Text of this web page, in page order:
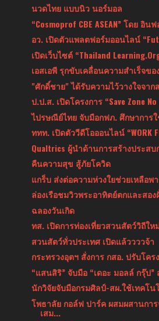
นวดไทย แบบนิว นอร์มอล
“Cosmoprof CBE ASEAN” โดย อิน
อว. เปิดตัวแพลตฟอร์มออนไลน์
เปิดเว็บไซต์ “Thailand
เอสเอพี รุกขับเคลื่อนความสำเร็จข
"ศักดิ์ชาย" ได้รับความไว้วางใจจา
ป.ป.ส. เปิดโครงการ “Save Zone
ไปรษณีย์ไทย จับมือกฟภ. ศึกษาการ
ททท. เปิดตัววีดีโอออนไลน์ “WORK
Qualtrics ผู้นำด้านการสร้างประส
คืนความสุข สู้ภัยโควิด
แกร็บ ส่งต่อความห่วงใยช่วยเหลือ
ล่องเรือชมวิวพระอาทิตย์ตกและสอ
ฉลองวันเกิด
ทส. เปิดการท่องเที่ยวสวนสัตว์วิถีใหม่
สวนสัตว์ทั่วประเทศ เปิดแล้ววววจ้า
กระทรวงอุตฯ สั่งการ กสอ. ปรับโค
“แสนสิริ” จับมือ “เดอะ มอลล์ กรุ๊ป”
นักวิจัยจับมือกรมศิลป์-สผ.ใช้เทคโ
โพธาลัย กอล์ฟ ปาร์ค ผสมผสานกา
เสม...